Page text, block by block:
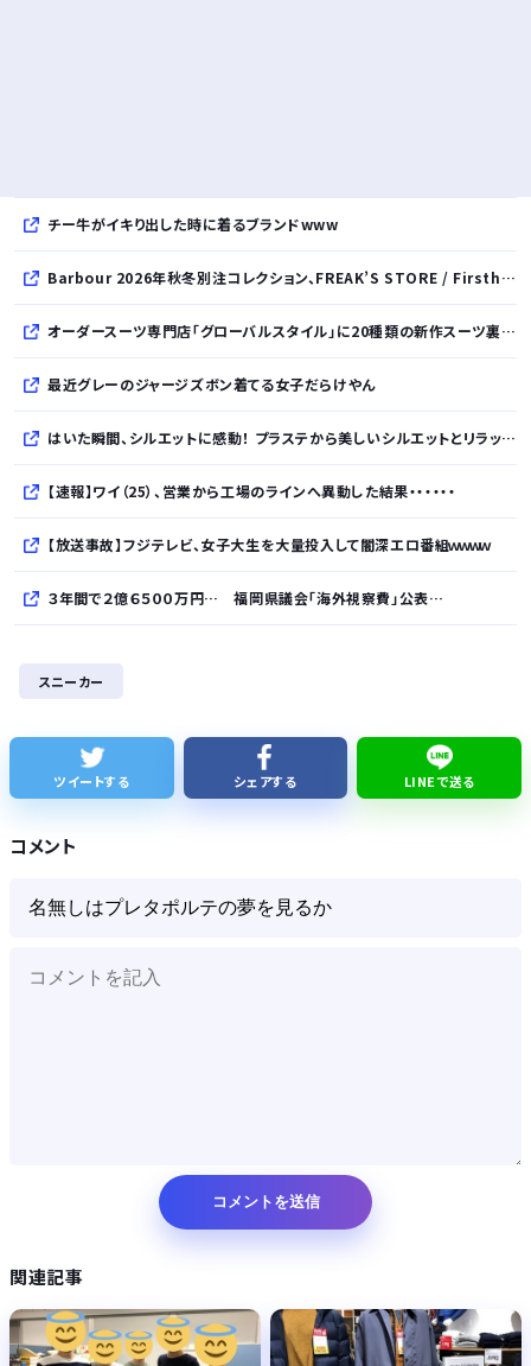
チー牛がイキり出した時に着るブランドwww
Barbour 2026年秋冬別注コレクション、FREAK’S STORE / Firsthand / Freadaから登場
オーダースーツ専門店「グローバルスタイル」に20種類の新作スーツ裏地が登場！おしゃれな花柄・サッカーボール・フラミンゴ・虎・フラガール・リゾート柄など豊富！
最近グレーのジャージズボン着てる女子だらけやん
はいた瞬間、シルエットに感動！ プラステから美しいシルエットとリラックス感を両立したタックワイドパンツが登場
【速報】ワイ（25）、営業から工場のラインへ異動した結果・・・・・・
【放送事故】フジテレビ、女子大生を大量投入して闇深エロ番組ｗｗｗｗ
３年間で２億６５００万円… 福岡県議会「海外視察費」公表…
【話題】テレ東・田中瞳アナ、ロケ中の“無断撮影”に苦言「カメラを向けられることに恐怖を感じます」
Powered by livedoor 相互RSS
スニーカー
ツイートする シェアする LINEで送る
コメント
関連記事